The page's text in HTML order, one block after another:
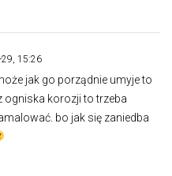
15:26
jak go porządnie umyje to
ogniska korozji to trzeba
bo jak się zaniedba